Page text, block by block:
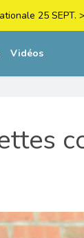
25 SEPT.
Vidéos